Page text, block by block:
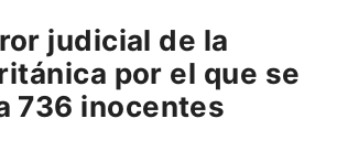
judicial de la
por el que se
736 inocentes